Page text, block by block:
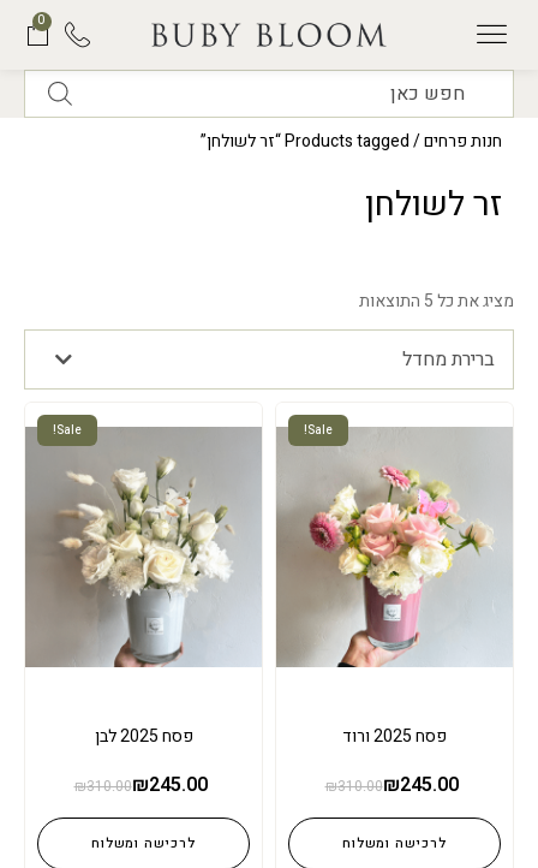
0
חנות פרחים/ Products tagged “זר לשולחן”
זר לשולחן
מציג את כל 5 התוצאות
ברירת מחדל
Sale!
פסח 2025 ורוד
₪310.00₪245.00
לרכישה ומשלוח
Sale!
פסח 2025 לבן
₪310.00₪245.00
לרכישה ומשלוח